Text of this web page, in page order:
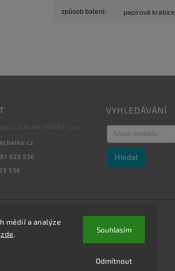
médií a analýze
zde.
Odmítnout
Souhlasím
způsob balení: papírová krabice
chalko.cz
623 536
536
VYHLEDÁVÁNÍ
Hledat
práva vyhrazena.